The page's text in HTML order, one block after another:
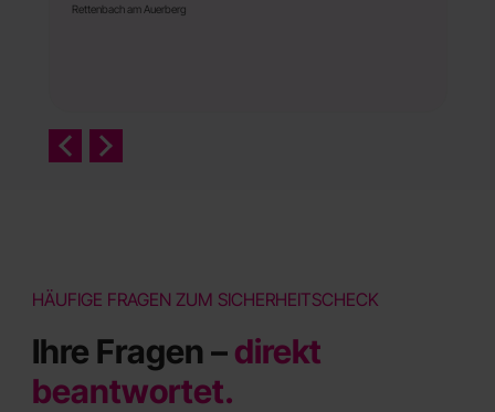
Rettenbach am Auerberg
HÄUFIGE FRAGEN ZUM SICHERHEITSCHECK
Ihre Fragen –direkt
beantwortet.